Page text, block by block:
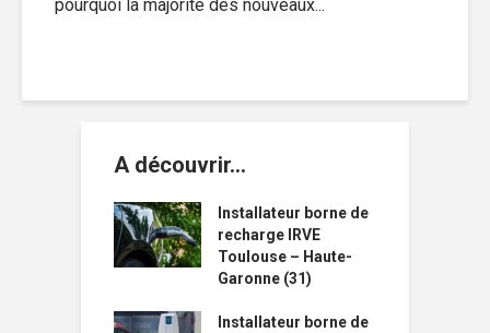
pourquoi la majorité des nouveaux...
A découvrir…
Installateur borne de
recharge IRVE
Toulouse – Haute-
Garonne (31)
Installateur borne de